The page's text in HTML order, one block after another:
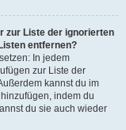
zur Liste der ignorierten
entfernen?
In jedem
zur Liste der
kannst du im
indem du
du sie auch wieder